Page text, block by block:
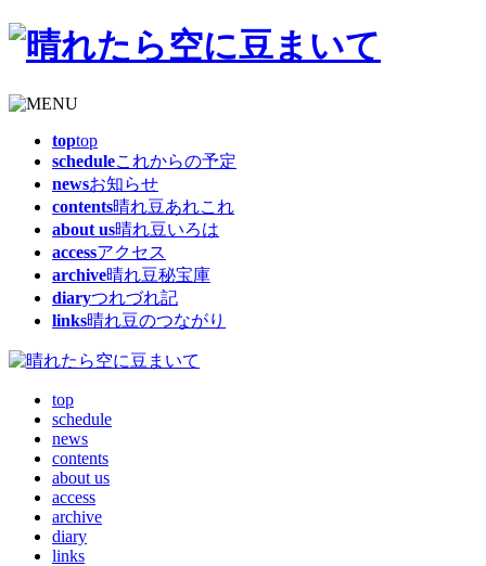
toptop
scheduleこれからの予定
newsお知らせ
contents晴れ豆あれこれ
about us晴れ豆いろは
accessアクセス
archive晴れ豆秘宝庫
diaryつれづれ記
links晴れ豆のつながり
top
schedule
news
contents
about us
access
archive
diary
links